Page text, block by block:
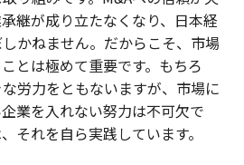
継が成り立たなくなり、日本経
かねません。だからこそ、市場
とは極めて重要です。もちろ
労力をともないますが、市場に
業を入れない努力は不可欠で
それを自ら実践しています。